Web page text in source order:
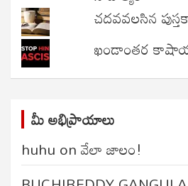
చదవవలసిన
ఖండాంతర
మీ అభిప్రాయాలు
huhu onవేలా జాలం!